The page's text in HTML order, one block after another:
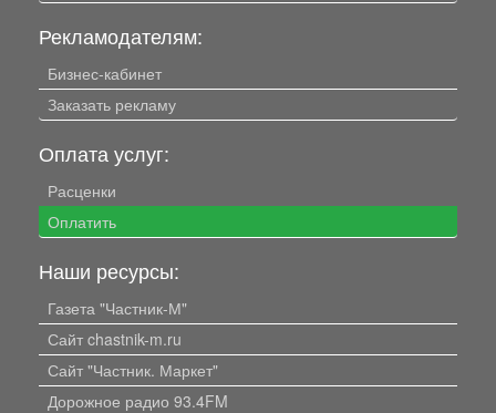
Рекламодателям:
Бизнес-кабинет
Заказать рекламу
Оплата услуг:
Расценки
Оплатить
Наши ресурсы:
Газета "Частник-М"
Сайт chastnik-m.ru
Сайт "Частник. Маркет"
Дорожное радио 93.4FM